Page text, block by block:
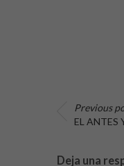
Previous
EL ANTES
Deja una